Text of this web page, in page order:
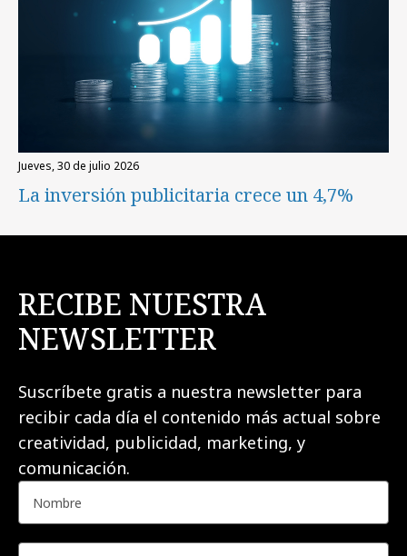
jueves, 30 de julio 2026
La inversión publicitaria crece un 4,7%
RECIBE NUESTRA
NEWSLETTER
Suscríbete gratis a nuestra newsletter para
recibir cada día el contenido más actual sobre
creatividad, publicidad, marketing, y
comunicación.